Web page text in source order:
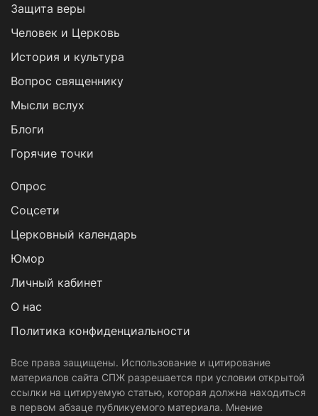
Защита веры
Человек и Церковь
История и культура
Вопрос священнику
Мысли вслух
Блоги
Горячие точки
Опрос
Cоцсети
Церковный календарь
Юмор
Личный кабинет
О нас
Политика конфиденциальности
Все права защищены. Использование и цитирование
материалов сайта СПЖ разрешается при условии открытой
ссылки на цитируемую статью, которая должна находиться
в первом абзаце публикуемого материала. Мнение